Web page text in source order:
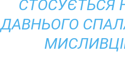
СТОСУЄТЬСЯ
ДАВНЬОГО